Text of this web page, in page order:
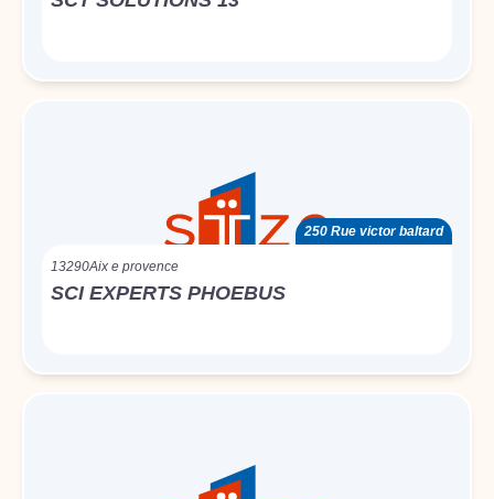
250 Rue victor baltard
13290Aix e provence
SCI EXPERTS PHOEBUS